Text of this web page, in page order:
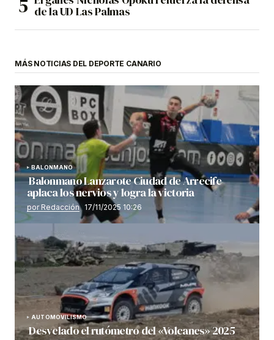
de la UD Las Palmas
MÁS NOTICIAS DEL DEPORTE CANARIO
BALONMANO
Balonmano Lanzarote Ciudad de Arrecife
aplaca los nervios y logra la victoria
por Redacción 17/11/2025 10:26
AUTOMOVILISMO
Desvelado el rutómetro del «Volcanes» 2025